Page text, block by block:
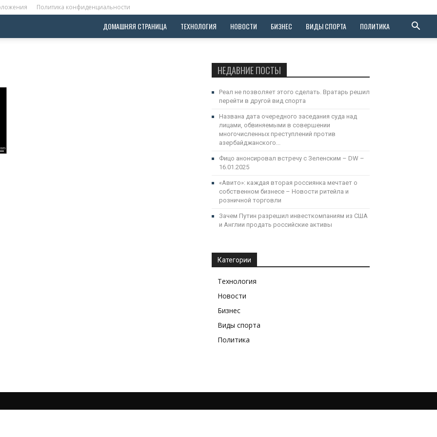
Политика конфиденциальности
ДОМАШНЯЯ СТРАНИЦА ТЕХНОЛОГИЯ НОВОСТИ БИЗНЕС ВИДЫ СПОРТА ПОЛИТИКА
НЕДАВНИЕ ПОСТЫ
Реал не позволяет этого сделать. Вратарь решил
перейти в другой вид спорта
Названа дата очередного заседания суда над
лицами, обвиняемыми в совершении
многочисленных преступлений против
азербайджанского...
Фицо анонсировал встречу с Зеленским – DW –
16.01.2025
«Авито»: каждая вторая россиянка мечтает о
собственном бизнесе – Новости ритейла и
розничной торговли
Зачем Путин разрешил инвесткомпаниям из США
и Англии продать российские активы
Категории
Технология
Новости
Бизнес
Виды спорта
Политика